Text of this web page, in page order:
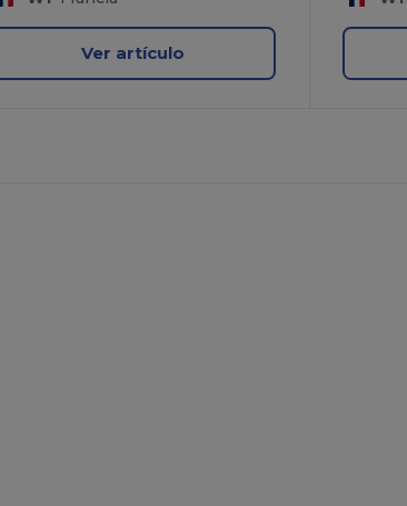
Ver artículo